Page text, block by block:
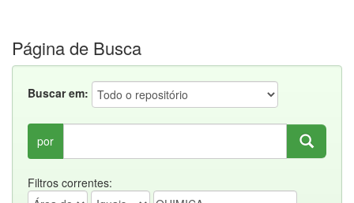
Página de Busca
Buscar em:
por
Filtros correntes: